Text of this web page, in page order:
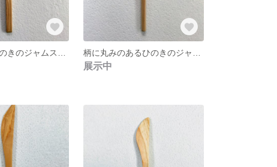
展示中